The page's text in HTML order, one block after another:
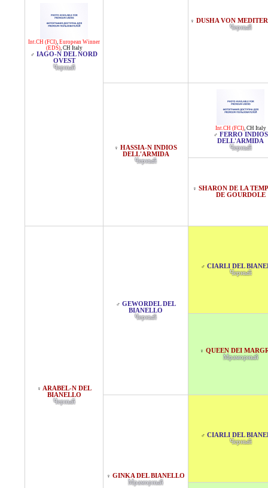
Int.CH (FCI), European Winner
(EDS), CH Italy
♂ IAGO-N DEL NORD
OVEST
Черный
♀ DUSHA VON
Черный
♀ HASSIA-N INDIOS
DELL'ARMIDA
Черный
Int.CH (FCI), CH Italy
♂ FERRO INDIOS
DELL'ARMIDA
Черный
♀ SHARON DE LA
DE GOURDOLE
♀ ARABEL-N DEL
BIANELLO
Черный
♂ GEWORDEL DEL
BIANELLO
Черный
♂ CIARLI DEL
Черный
♀ QUEEN DEI
Мраморный
♀ GINKA DEL BIANELLO
Мраморный
♂ CIARLI DEL
Черный